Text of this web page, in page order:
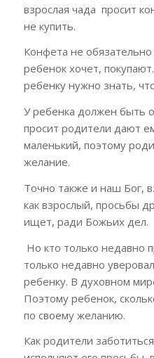
взрослая чада просит
не купить.
Конфета не
ребенок хочет,
ребенку нужно знать,
У ребенка должен быть
просит родители дают
маленький, поэтому
желание.
Точно также и наш Бог,
как взрослый, просьбы
ищет, ради Божьих дел.
Но кто только недавно
только недавно
ребенку. В духовном
Поэтому ребенок,
по своему желанию.
Как родители